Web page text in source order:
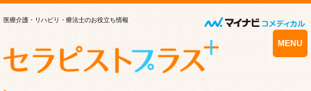
医療介護・リハビリ・療法士のお役立ち情報
MENU